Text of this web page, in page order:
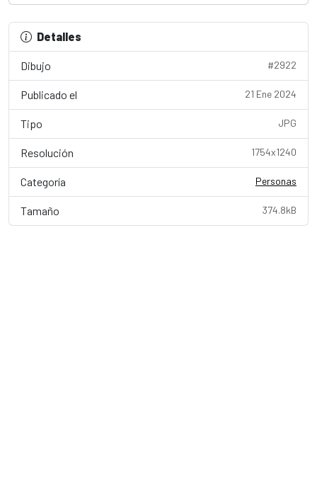
Detalles
Dibujo #2922
Publicado el 21 Ene 2024
Tipo JPG
Resolución 1754x1240
Categoría Personas
Tamaño 374.8kB